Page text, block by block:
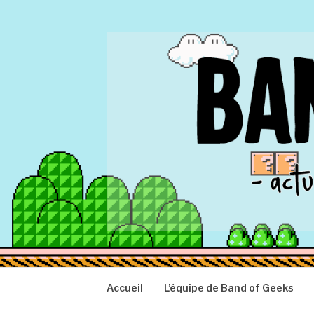
BAND OF
Actu Geek d'hier et d'aujourd'hui
Accueil L’équipe de Band of Geeks